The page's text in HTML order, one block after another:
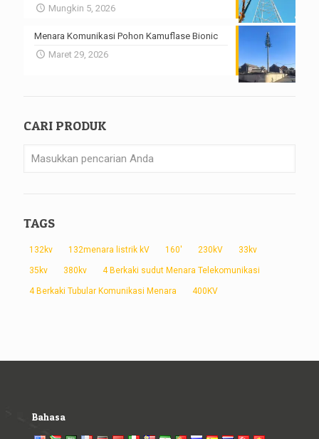
Mungkin 5, 2026
Menara Komunikasi Pohon Kamuflase Bionic
Maret 29, 2026
CARI PRODUK
TAGS
132kv 132menara listrik kV 160' 230kV 33kv
35kv 380kv 4 Berkaki sudut Menara Telekomunikasi
4 Berkaki Tubular Komunikasi Menara 400KV
Bahasa